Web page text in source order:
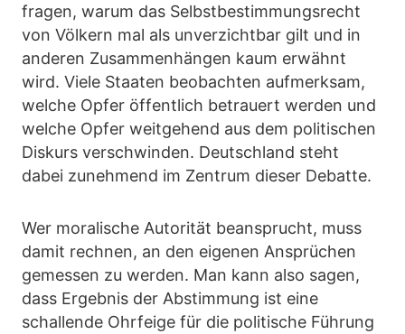
fragen, warum das Selbstbestimmungsrecht
von Völkern mal als unverzichtbar gilt und in
anderen Zusammenhängen kaum erwähnt
wird. Viele Staaten beobachten aufmerksam,
welche Opfer öffentlich betrauert werden und
welche Opfer weitgehend aus dem politischen
Diskurs verschwinden. Deutschland steht
dabei zunehmend im Zentrum dieser Debatte.
Wer moralische Autorität beansprucht, muss
damit rechnen, an den eigenen Ansprüchen
gemessen zu werden. Man kann also sagen,
dass Ergebnis der Abstimmung ist eine
schallende Ohrfeige für die politische Führung